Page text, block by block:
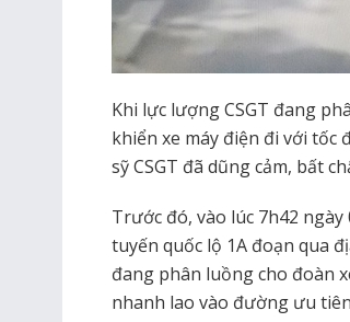
Khi lực lượng CSGT đang
khiển xe máy điện đi với tốc
sỹ CSGT đã dũng cảm, bất
Trước đó, vào lúc 7h42
tuyến quốc lộ 1A đoạn qua
đang phân luồng cho đoàn
nhanh lao vào đường ưu